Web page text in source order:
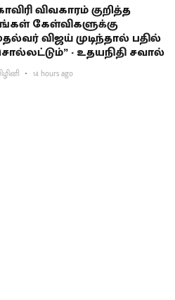
விவகாரம் குறித்த
கேள்விகளுக்கு
விஜய் முடிந்தால் பதில்
- உதயநிதி சவால்
14 hours ago